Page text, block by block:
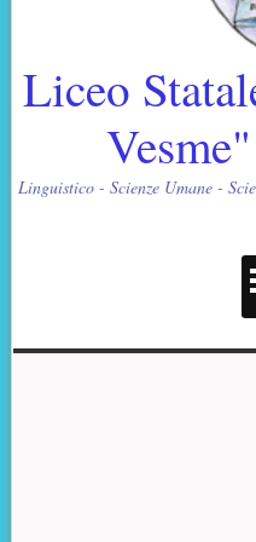
Liceo
Linguistico - Scienze Umane -